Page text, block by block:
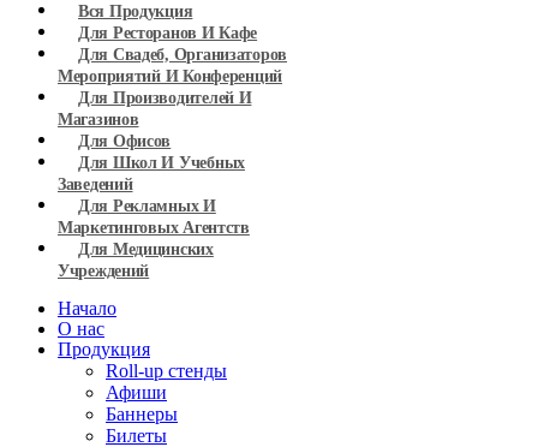
Вся Продукция
Для Ресторанов И Кафе
Для Свадеб, Организаторов
Мероприятий И Конференций
Для Производителей И
Магазинов
Для Офисов
Для Школ И Учебных
Заведений
Для Рекламных И
Маркетинговых Агентств
Для Медицинских
Учреждений
Hачало
О нас
Продукция
Roll-up стенды
Афиши
Баннеры
Билеты